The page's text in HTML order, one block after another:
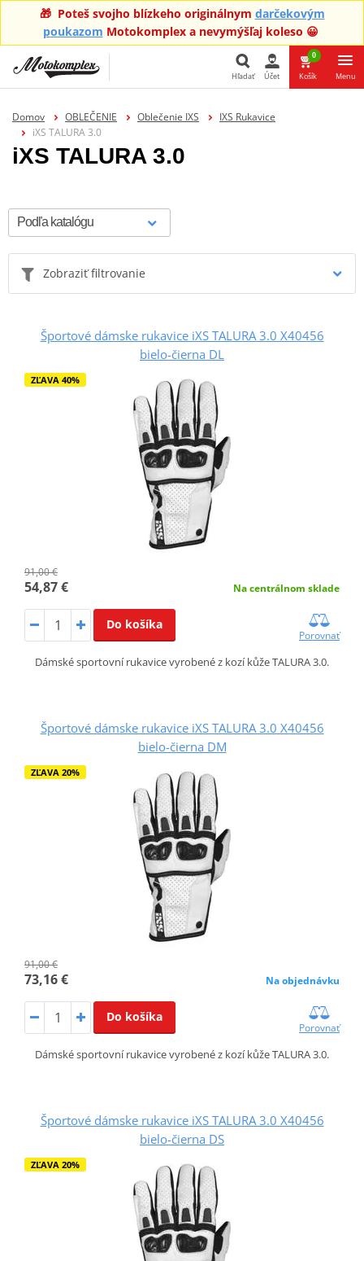
🎁 Poteš svojho blízkeho originálnym darčekovým
poukazom Motokomplex a nevymýšľaj koleso 😀
Hľadať Účet
0
Košík Menu
Domov OBLEČENIE Oblečenie IXS
IXS Rukavice
iXS TALURA 3.0
iXS TALURA 3.0
Zobraziť filtrovanie
Športové dámske rukavice iXS TALURA 3.0 X40456
bielo-čierna DL
ZĽAVA 40%
91,00 €
54,87 € Na centrálnom sklade
Do košíka
Porovnať
Dámské sportovní rukavice vyrobené z kozí kůže TALURA 3.0.
Športové dámske rukavice iXS TALURA 3.0 X40456
bielo-čierna DM
ZĽAVA 20%
91,00 €
73,16 € Na objednávku
Do košíka
Porovnať
Dámské sportovní rukavice vyrobené z kozí kůže TALURA 3.0.
Športové dámske rukavice iXS TALURA 3.0 X40456
bielo-čierna DS
ZĽAVA 20%